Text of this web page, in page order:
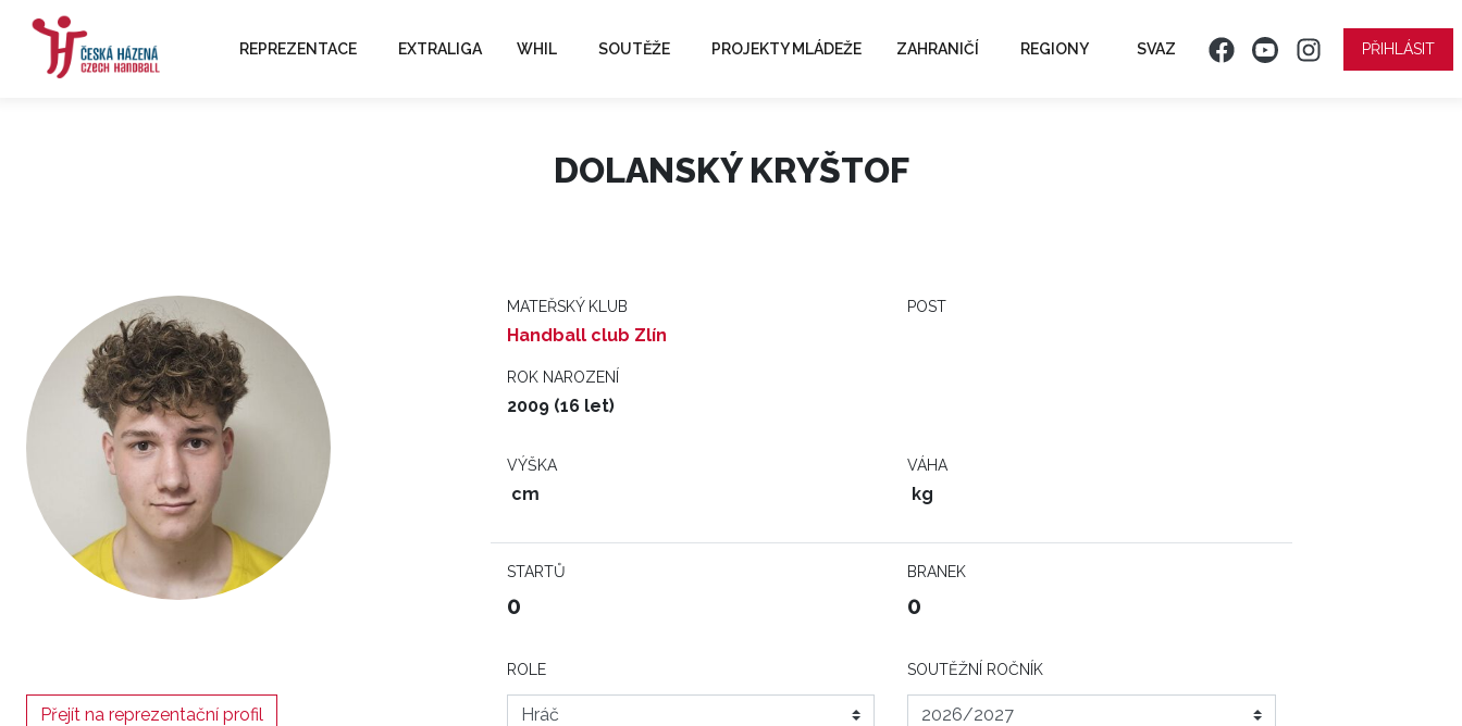
REPREZENTACE EXTRALIGA WHIL SOUTĚŽE PROJEKTY MLÁDEŽE ZAHRANIČÍ REGIONY SVAZ PŘIHLÁSIT
DOLANSKÝ KRYŠTOF
MATEŘSKÝ KLUB
Handball club Zlín
POST
ROK NAROZENÍ
2009 (16 let)
VÝŠKA
cm
VÁHA
kg
STARTŮ
0
BRANEK
0
Přejít na reprezentační profil
ROLE SOUTĚŽNÍ ROČNÍK